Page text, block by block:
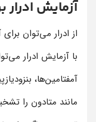
آزمایش
از ادرار می‌توان
با آزمایش ادرار
آمفتامین‌ها،
مانند متادون را